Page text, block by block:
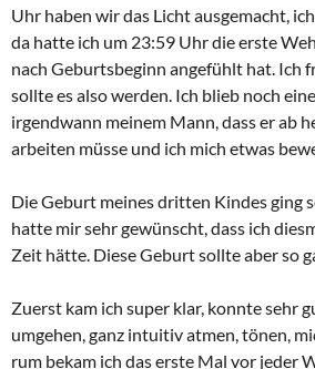
Uhr haben wir das Licht ausgemacht,
da hatte ich um 23:59 Uhr die erste
nach Geburtsbeginn angefühlt hat. Ich
sollte es also werden. Ich blieb noch
irgendwann meinem Mann, dass er ab
arbeiten müsse und ich mich etwas
Die Geburt meines dritten Kindes ging
hatte mir sehr gewünscht, dass ich
Zeit hätte. Diese Geburt sollte aber so
Zuerst kam ich super klar, konnte sehr
umgehen, ganz intuitiv atmen, tönen,
rum bekam ich das erste Mal vor jeder